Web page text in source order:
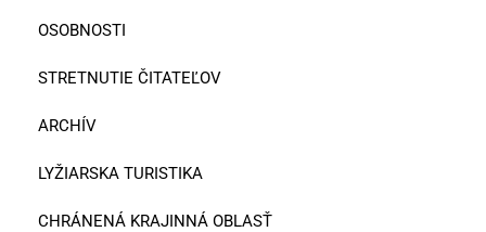
OSOBNOSTI
STRETNUTIE ČITATEĽOV
ARCHÍV
LYŽIARSKA TURISTIKA
CHRÁNENÁ KRAJINNÁ OBLASŤ